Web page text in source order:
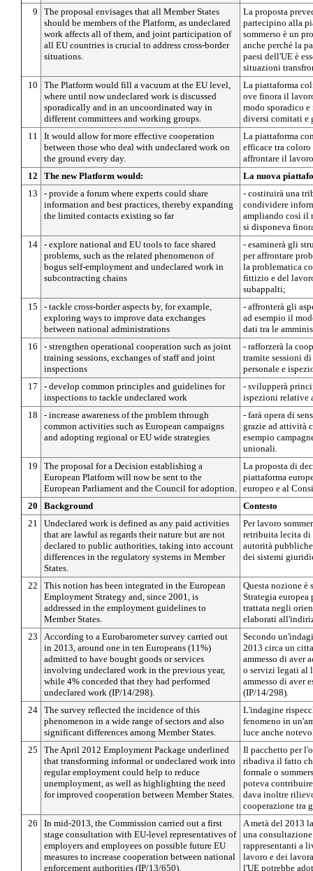
9
The proposal envisages that all Member States
should be members of the Platform, as undeclared
work affects all of them, and joint participation of
all EU countries is crucial to address cross-border
situations.
La proposta
partecipino alla
sommerso è un
anche perché la
paesi dell'UE è
situazioni
10
The Platform would fill a vacuum at the EU level,
where until now undeclared work is discussed
sporadically and in an uncoordinated way in
different committees and working groups.
La piattaforma
ove finora il
modo sporadico
diversi comitati e
11
It would allow for more effective cooperation
between those who deal with undeclared work on
the ground every day.
La piattaforma
efficace tra
affrontare il
12
The new Platform would:
La nuova
13
- provide a forum where experts could share
information and best practices, thereby expanding
the limited contacts existing so far
- costituirà una
condividere
ampliando così il
si disponeva
14 - explore national and EU tools to face shared
problems, such as the related phenomenon of
bogus self-employment and undeclared work in
subcontracting chains
- esaminerà gli
per affrontare
la problematica
fittizio e del
subappalti;
15
- tackle cross-border aspects by, for example,
exploring ways to improve data exchanges
between national administrations
- affronterà gli
ad esempio il
dati tra le
16
- strengthen operational cooperation such as joint
training sessions, exchanges of staff and joint
inspections
- rafforzerà la
tramite sessioni
personale e
17
- develop common principles and guidelines for
inspections to tackle undeclared work
- svilupperà
ispezioni relative
18
- increase awareness of the problem through
common activities such as European campaigns
and adopting regional or EU wide strategies
- farà opera di
grazie ad attività
esempio
unionali.
19
The proposal for a Decision establishing a
European Platform will now be sent to the
European Parliament and the Council for adoption.
La proposta di
piattaforma
europeo e al
20
Background
Contesto
21
Undeclared work is defined as any paid activities
that are lawful as regards their nature but are not
declared to public authorities, taking into account
differences in the regulatory systems in Member
States.
Per lavoro
retribuita lecita di
autorità
dei sistemi
22
This notion has been integrated in the European
Employment Strategy and, since 2001, is
addressed in the employment guidelines to
Member States.
Questa nozione è
Strategia europea
trattata negli
elaborati
23
According to a Eurobarometer survey carried out
in 2013, around one in ten Europeans (11%)
admitted to have bought goods or services
involving undeclared work in the previous year,
while 4% conceded that they had performed
undeclared work (IP/14/298).
Secondo
2013 circa un
ammesso di aver
o servizi legati al
ammesso di aver
(IP/14/298).
24 The survey reflected the incidence of this
phenomenon in a wide range of sectors and also
significant differences among Member States.
L'indagine
fenomeno in
luce anche
25
The April 2012 Employment Package underlined
that transforming informal or undeclared work into
regular employment could help to reduce
unemployment, as well as highlighting the need
for improved cooperation between Member States.
Il pacchetto per
ribadiva il fatto
formale o
poteva
dava inoltre
cooperazione tra
26
In mid-2013, the Commission carried out a first
stage consultation with EU-level representatives of
employers and employees on possible future EU
measures to increase cooperation between national
enforcement authorities (IP/13/650).
A metà del 2013
una
rappresentanti a
lavoro e dei
l'UE potrebbe